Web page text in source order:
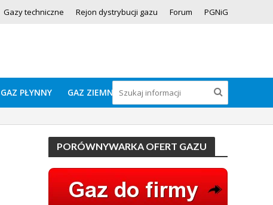
Gazy techniczne Rejon dystrybucji gazu Forum PGNiG
GAZ PŁYNNY GAZ ZIEMNY
PORÓWNYWARKA OFERT GAZU